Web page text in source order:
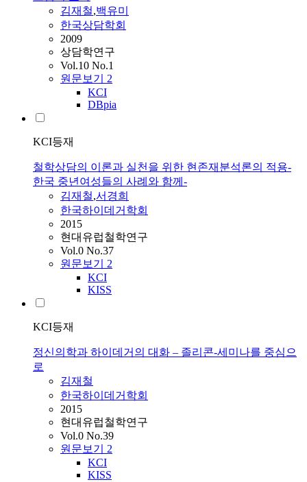
김재철,백유미
한국상담학회
2009
상담학연구
Vol.10 No.1
원문보기 2
KCI
DBpia
KCI등재
철학상담의 이론과 실천을 위한 현존재분석론의 적용-
한국 중년여성들의 사례와 함께-
김재철,서경희
한국하이데거학회
2015
현대유럽철학연구
Vol.0 No.37
원문보기 2
KCI
KISS
KCI등재
정신의학과 하이데거의 대화 – 졸리콘-세미나를 중심으
로
김재철
한국하이데거학회
2015
현대유럽철학연구
Vol.0 No.39
원문보기 2
KCI
KISS